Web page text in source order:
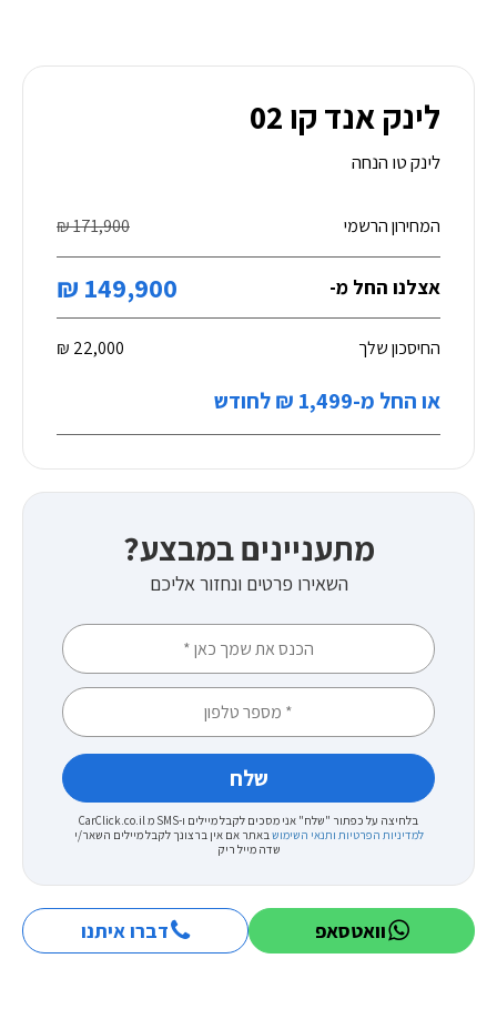
לינק אנד קו 02
לינק טו הנחה
המחירון הרשמי 171,900 ₪
אצלנו החל מ- 149,900 ₪
החיסכון שלך 22,000 ₪
או החל מ-1,499 ₪ לחודש
מתעניינים במבצע?
השאירו פרטים ונחזור אליכם
בלחיצה על כפתור "שלח" אני מסכים לקבל מיילים ו-SMS מ CarClick.co.il
למדיניות הפרטיות ותנאי השימושבאתר אם אין ברצונך לקבל מיילים השאר/י
שדה מייל ריק
וואטסאפ דברו איתנו